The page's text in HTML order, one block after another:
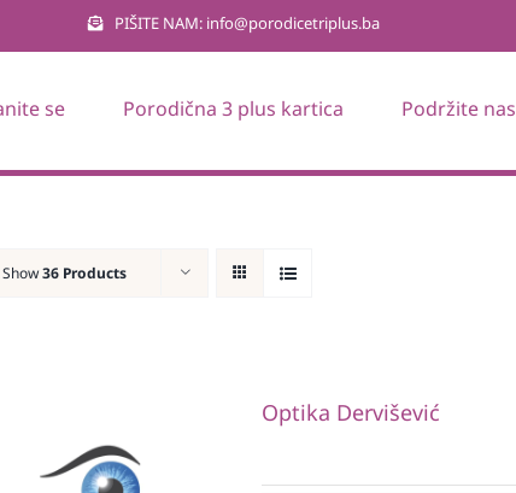
PIŠITE NAM: info@porodicetriplus.ba
se Porodična 3 plus kartica Podržite nas
Show36 Products
Optika Dervišević